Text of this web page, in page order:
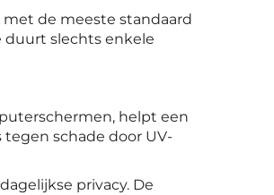
met de meeste standaard
duurt slechts enkele
helpt een
schade door UV-
privacy. De